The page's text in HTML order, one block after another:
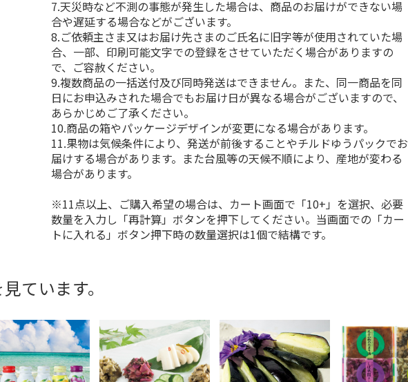
7.天災時など不測の事態が発生した場合は、商品のお届けができない場
合や遅延する場合などがございます。
8.ご依頼主さま又はお届け先さまのご氏名に旧字等が使用されていた場
合、一部、印刷可能文字での登録をさせていただく場合がありますの
で、ご容赦ください。
9.複数商品の一括送付及び同時発送はできません。また、同一商品を同
日にお申込みされた場合でもお届け日が異なる場合がございますので、
あらかじめご了承ください。
10.商品の箱やパッケージデザインが変更になる場合があります。
11.果物は気候条件により、発送が前後することやチルドゆうパックでお
届けする場合があります。また台風等の天候不順により、産地が変わる
場合があります。
※11点以上、ご購入希望の場合は、カート画面で「10+」を選択、必要
数量を入力し「再計算」ボタンを押下してください。当画面での「カー
トに入れる」ボタン押下時の数量選択は1個で結構です。
ています。